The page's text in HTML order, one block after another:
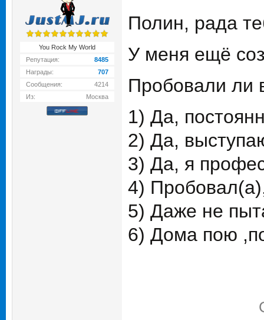
You Rock My World
Репутация:
8485
Награды:
707
Сообщения:
4214
Из:
Москва
Полин, рада
У меня ещё
Пробовали ли
1) Да,
2) Да,
3) Да, я
4)
5) Даже не
6) Дома пою